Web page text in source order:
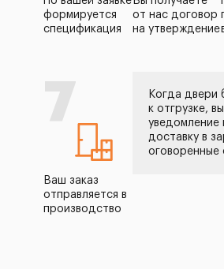
формируется
спецификация
от нас договор
на утверждение
7
Ваш заказ
отправляется в
производство
Когда двери
к отгрузке,
уведомление
доставку в
оговоренные